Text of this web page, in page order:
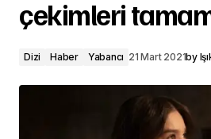
çekimleri
Dizi Haber Yabancı 21 Mart 2021by